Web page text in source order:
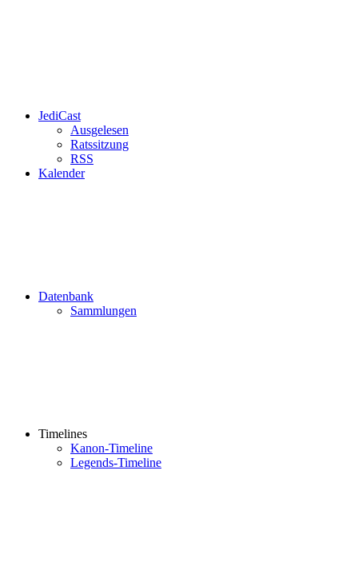
JediCast
Ausgelesen
Ratssitzung
RSS
Kalender
Datenbank
Sammlungen
Timelines
Kanon-Timeline
Legends-Timeline